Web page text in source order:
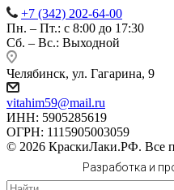
+7 (342) 202-64-00
Пн. – Пт.: с 8:00 до 17:30
Сб. – Вс.: Выходной
Челябинск, ул. Гагарина, 9
vitahim59@mail.ru
ИНН: 5905285619
ОГРН: 1115905003059
© 2026 КраскиЛаки.РФ. Все
Разработка и